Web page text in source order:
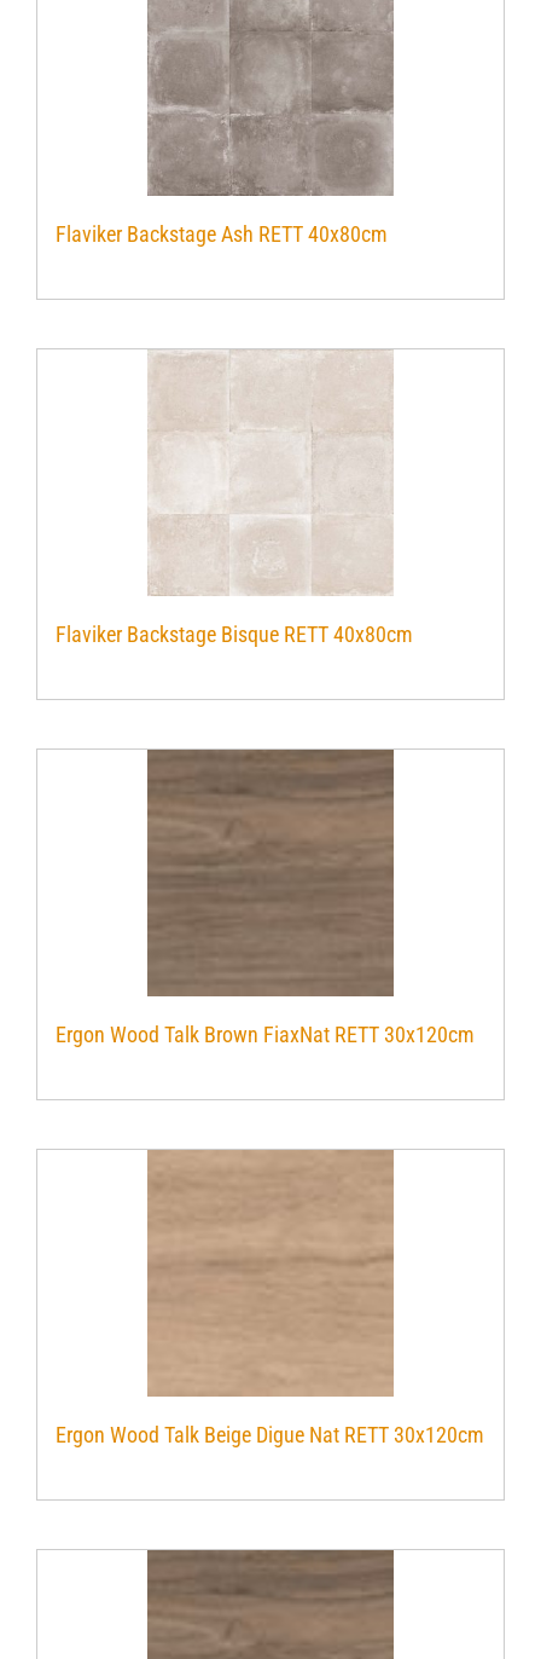
Flaviker Backstage Ash RETT 40x80cm
Flaviker Backstage Bisque RETT 40x80cm
Ergon Wood Talk Brown FiaxNat RETT 30x120cm
Ergon Wood Talk Beige Digue Nat RETT 30x120cm